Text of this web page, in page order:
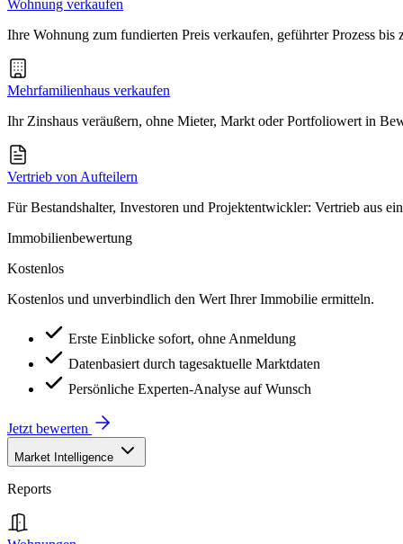
Wohnung verkaufen
Ihre Wohnung zum fundierten Preis verkaufen, geführter Prozess bis
Mehrfamilienhaus verkaufen
Ihr Zinshaus veräußern, ohne Mieter, Markt oder Portfoliowert in
Vertrieb von Aufteilern
Für Bestandshalter, Investoren und Projektentwickler: Vertrieb aus
Immobilienbewertung
Kostenlos
Kostenlos und unverbindlich den Wert Ihrer Immobilie ermitteln.
Erste Einblicke sofort, ohne Anmeldung
Datenbasiert durch tagesaktuelle Marktdaten
Persönliche Experten-Analyse auf Wunsch
Jetzt bewerten
Market Intelligence
Reports